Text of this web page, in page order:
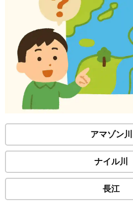
アマゾン川
ナイル川
長江